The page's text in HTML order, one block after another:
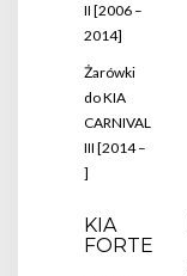
II [2006 –
2014]
Żarówki
do KIA
CARNIVAL
III [2014 –
]
KIA
FORTE